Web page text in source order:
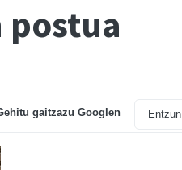
gaitzazu Googlen Entzun